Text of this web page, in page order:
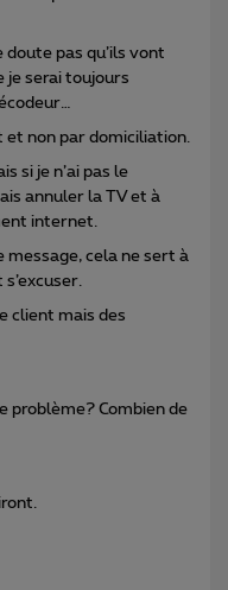
pas qu’ils vont
je serai toujours
non par domiciliation.
si je n’ai pas le
annuler la TV et à
internet.
message, cela ne sert à
client mais des
problème? Combien de